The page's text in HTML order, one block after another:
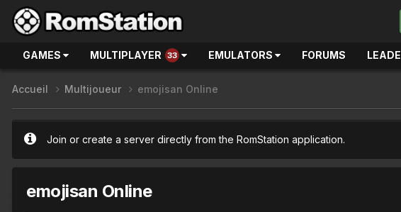
GAMES MULTIPLAYER 33 EMULATORS FORUMS
Accueil Multijoueur emojisan Online
Join or create a server directly from the RomStation application.
emojisan Online